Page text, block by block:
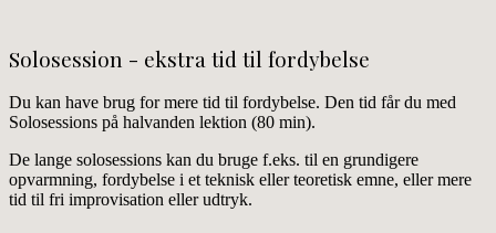
Solosession - ekstra tid til fordybelse
Du kan have brug for mere tid til fordybelse. Den tid får du med
Solosessions på halvanden lektion (80 min).
De lange solosessions kan du bruge f.eks. til en grundigere
opvarmning, fordybelse i et teknisk eller teoretisk emne, eller mere
tid til fri improvisation eller udtryk.